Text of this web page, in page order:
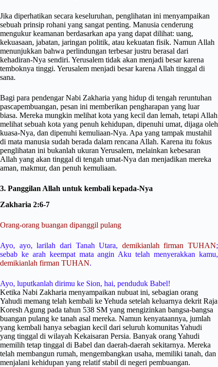
Jika diperhatikan secara keseluruhan, penglihatan ini menyampaikan
sebuah prinsip rohani yang sangat penting. Manusia cenderung
mengukur keamanan berdasarkan apa yang dapat dilihat: uang,
kekuasaan, jabatan, jaringan politik, atau kekuatan fisik. Namun Allah
menunjukkan bahwa perlindungan terbesar justru berasal dari
kehadiran-Nya sendiri. Yerusalem tidak akan menjadi besar karena
temboknya tinggi. Yerusalem menjadi besar karena Allah tinggal di
sana.
Bagi para pendengar Nabi Zakharia yang hidup di tengah reruntuhan
pascapembuangan, pesan ini memberikan pengharapan yang luar
biasa. Mereka mungkin melihat kota yang kecil dan lemah, tetapi Allah
melihat sebuah kota yang penuh kehidupan, dipenuhi umat, dijaga oleh
kuasa-Nya, dan dipenuhi kemuliaan-Nya. Apa yang tampak mustahil
di mata manusia sudah berada dalam rencana Allah. Karena itu fokus
penglihatan ini bukanlah ukuran Yerusalem, melainkan kebesaran
Allah yang akan tinggal di tengah umat-Nya dan menjadikan mereka
aman, makmur, dan penuh kemuliaan.
3. Panggilan Allah untuk kembali kepada-Nya
Zakharia 2:6-7
Orang-orang buangan dipanggil pulang
Ayo, ayo, larilah dari Tanah Utara, demikianlah firman TUHAN;
sebab ke arah keempat mata angin Aku telah menyerakkan kamu,
demikianlah firman TUHAN.
Ayo, luputkanlah dirimu ke Sion, hai, penduduk Babel!
Ketika Nabi Zakharia menyampaikan nubuat ini, sebagian orang
Yahudi memang telah kembali ke Yehuda setelah keluarnya dekrit Raja
Koresh Agung pada tahun 538 SM yang mengizinkan bangsa-bangsa
buangan pulang ke tanah asal mereka. Namun kenyataannya, jumlah
yang kembali hanya sebagian kecil dari seluruh komunitas Yahudi
yang tinggal di wilayah Kekaisaran Persia. Banyak orang Yahudi
memilih tetap tinggal di Babel dan daerah-daerah sekitarnya. Mereka
telah membangun rumah, mengembangkan usaha, memiliki tanah, dan
menjalani kehidupan yang relatif stabil di negeri pembuangan.